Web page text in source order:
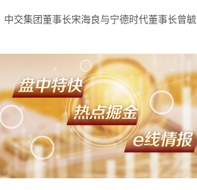
中交集团董事长宋海良与宁德时代董事长曾毓群举行会谈